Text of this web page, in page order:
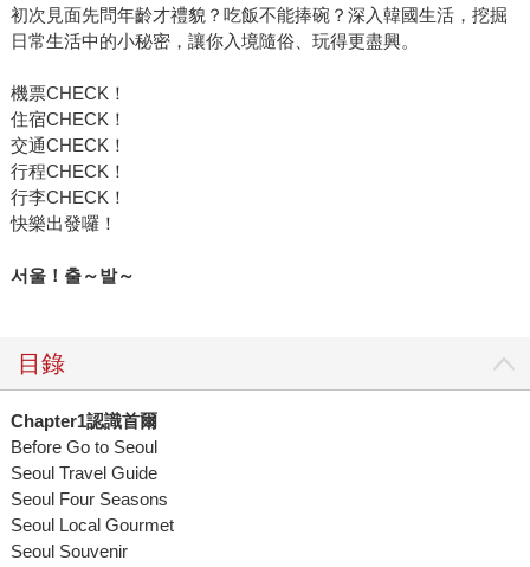
初次見面先問年齡才禮貌？吃飯不能捧碗？深入韓國生活，挖掘
日常生活中的小秘密，讓你入境隨俗、玩得更盡興。
機票CHECK！
住宿CHECK！
交通CHECK！
行程CHECK！
行李CHECK！
快樂出發囉！
서울！출～발～
目錄
Chapter1認識首爾
Before Go to Seoul
Seoul Travel Guide
Seoul Four Seasons
Seoul Local Gourmet
Seoul Souvenir